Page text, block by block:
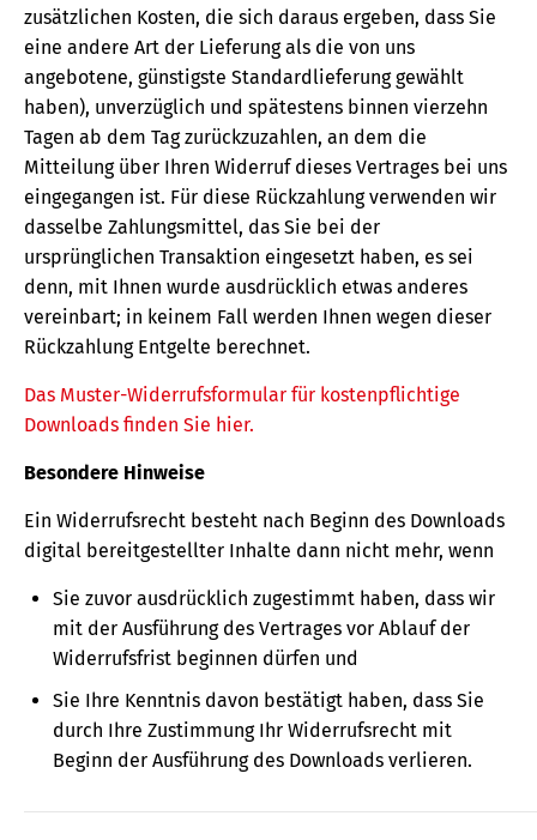
zusätzlichen Kosten, die sich daraus ergeben, dass Sie
eine andere Art der Lieferung als die von uns
angebotene, günstigste Standardlieferung gewählt
haben), unverzüglich und spätestens binnen vierzehn
Tagen ab dem Tag zurückzuzahlen, an dem die
Mitteilung über Ihren Widerruf dieses Vertrages bei uns
eingegangen ist. Für diese Rückzahlung verwenden wir
dasselbe Zahlungsmittel, das Sie bei der
ursprünglichen Transaktion eingesetzt haben, es sei
denn, mit Ihnen wurde ausdrücklich etwas anderes
vereinbart; in keinem Fall werden Ihnen wegen dieser
Rückzahlung Entgelte berechnet.
Das Muster-Widerrufsformular für kostenpflichtige
Downloads finden Sie hier.
Besondere Hinweise
Ein Widerrufsrecht besteht nach Beginn des Downloads
digital bereitgestellter Inhalte dann nicht mehr, wenn
Sie zuvor ausdrücklich zugestimmt haben, dass wir
mit der Ausführung des Vertrages vor Ablauf der
Widerrufsfrist beginnen dürfen und
Sie Ihre Kenntnis davon bestätigt haben, dass Sie
durch Ihre Zustimmung Ihr Widerrufsrecht mit
Beginn der Ausführung des Downloads verlieren.